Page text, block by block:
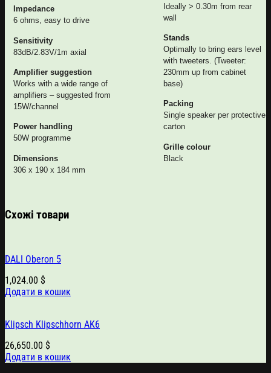
Impedance
6 ohms, easy to drive
Sensitivity
83dB/2.83V/1m axial
Amplifier suggestion
Works with a wide range of
amplifiers – suggested from
15W/channel
Power handling
50W programme
Dimensions
306 x 190 x 184 mm
Ideally > 0.30m from rear
wall
Stands
Optimally to bring ears level
with tweeters. (Tweeter:
230mm up from cabinet
base)
Packing
Single speaker per protective
carton
Grille colour
Black
Схожі товари
DALI Oberon 5
1,024.00 $
Додати в кошик
Klipsch Klipschhorn AK6
26,650.00 $
Додати в кошик